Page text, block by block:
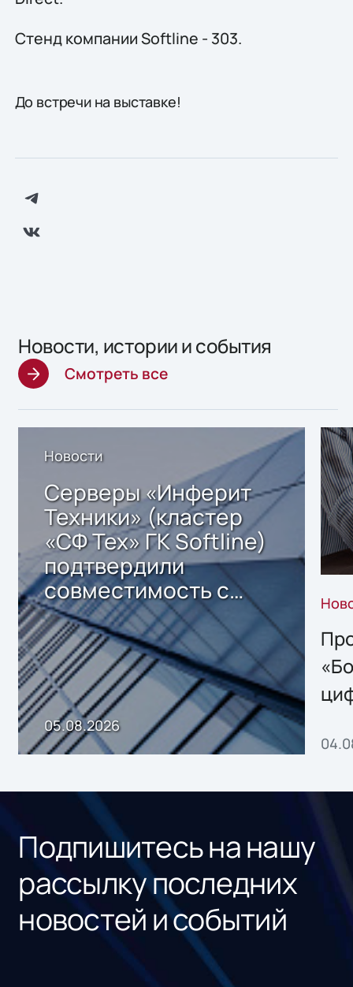
Стенд компании Softline - 303.
До встречи на выставке!
Новости, истории и события
Смотреть все
Новости
Серверы «Инферит
Техники» (кластер
«СФ Тех» ГК Softline)
подтвердили
совместимость с
решением Sharx
Storage 2.x для
хранения данных
05.08.2026
Подпишитесь на нашу
рассылку последних
новостей и событий